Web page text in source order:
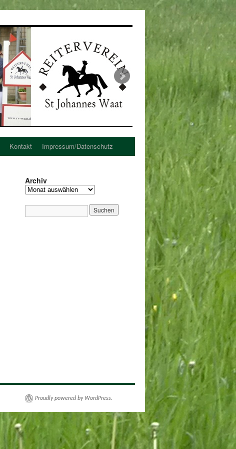
Kontakt Impressum/Datenschutz
Archiv
Archiv
Proudly powered by WordPress.